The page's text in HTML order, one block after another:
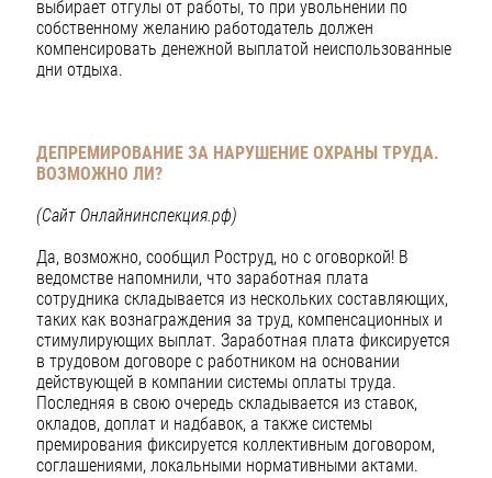
выбирает отгулы от работы, то при увольнении по
собственному желанию работодатель должен
компенсировать денежной выплатой неиспользованные
дни отдыха.
ДЕПРЕМИРОВАНИЕ ЗА НАРУШЕНИЕ ОХРАНЫ ТРУДА.
ВОЗМОЖНО ЛИ?
(Сайт Онлайнинспекция.рф)
Да, возможно, сообщил Роструд, но с оговоркой! В
ведомстве напомнили, что заработная плата
сотрудника складывается из нескольких составляющих,
таких как вознаграждения за труд, компенсационных и
стимулирующих выплат. Заработная плата фиксируется
в трудовом договоре с работником на основании
действующей в компании системы оплаты труда.
Последняя в свою очередь складывается из ставок,
окладов, доплат и надбавок, а также системы
премирования фиксируется коллективным договором,
соглашениями, локальными нормативными актами.